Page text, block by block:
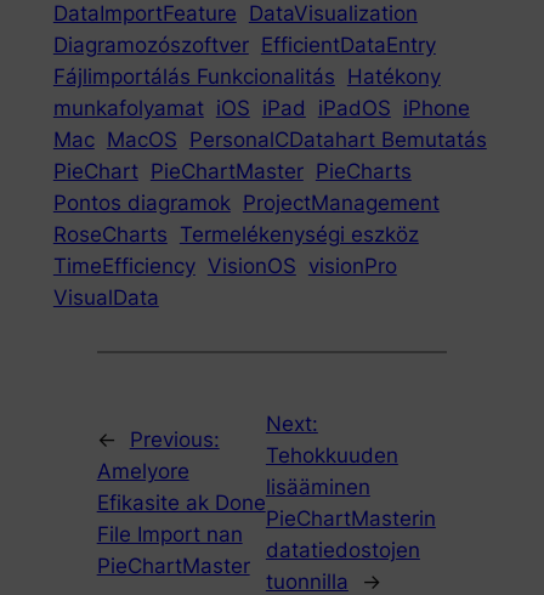
DataImportFeature DataVisualization
Diagramozószoftver EfficientDataEntry
Fájlimportálás Funkcionalitás Hatékony
munkafolyamat iOS iPad iPadOS iPhone
Mac MacOS PersonalCDatahart Bemutatás
PieChart PieChartMaster PieCharts
Pontos diagramok ProjectManagement
RoseCharts Termelékenységi eszköz
TimeEfficiency VisionOS visionPro
VisualData
←
Previous:
Amelyore
Efikasite ak Done
File Import nan
PieChartMaster
Next:
Tehokkuuden
lisääminen
PieChartMasterin
datatiedostojen
tuonnilla
→